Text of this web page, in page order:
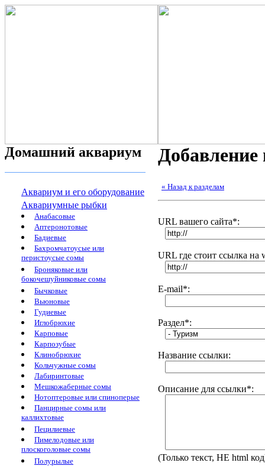
Домашний аквариум
Аквариум и его оборудование
Аквариумные рыбки
Анабасовые
Аптеронотовые
Бадиевые
Бахромчатоусые или
перистоусые сомы
Броняковые или
бокочешуйниковые сомы
Бычковые
Вьюновые
Гудиевые
Иглобрюхие
Карповые
Карпозубые
Клинобрюхие
Кольчужные сомы
Лабиринтовые
Мешкожаберные сомы
Нотоптеровые или спиноперые
Панцирные сомы или
каллихтовые
Пецилиевые
Пимелодовые или
плоскоголовые сомы
Полурылые
Добавление
« Назад к разделам
URL вашего сайта*:
URL где стоит ссылка на
E-mail*:
Раздел*:
Название ссылки:
Описание для ссылки*:
(Только текст, НЕ html